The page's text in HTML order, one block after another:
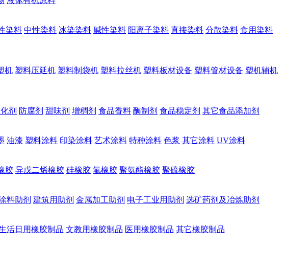
染料 中性染料 冰染染料 碱性染料 阳离子染料 直接染料 分散染料 食用染料
机 塑料压延机 塑料制袋机 塑料拉丝机 塑料板材设备 塑料管材设备 塑机辅机
剂 防腐剂 甜味剂 增稠剂 食品香料 酶制剂 食品稳定剂 其它食品添加剂
油漆 塑料涂料 印染涂料 艺术涂料 特种涂料 色浆 其它涂料 UV涂料
胶 异戊二烯橡胶 硅橡胶 氟橡胶 聚氨酯橡胶 聚硫橡胶
料助剂 建筑用助剂 金属加工助剂 电子工业用助剂 选矿药剂及冶炼助剂
活日用橡胶制品 文教用橡胶制品 医用橡胶制品 其它橡胶制品